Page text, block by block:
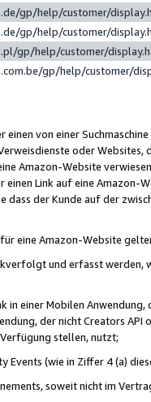
gp/help/customer/
gp/help/customer/
gp/help/customer/
gp/help/customer/
von einer
oder Websites,
Amazon-Website
einen Link auf eine
dass der Kunde auf der
eine Amazon-Website
und erfasst werden,
in einer Mobilen
der nicht Creators
stellen, nutzt;
Events (wie in Ziffer 4 (a)
soweit nicht im